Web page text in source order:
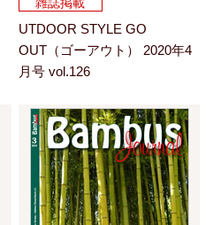
雑誌掲載
UTDOOR STYLE GO
OUT（ゴーアウト） 2020年4
月号 vol.126